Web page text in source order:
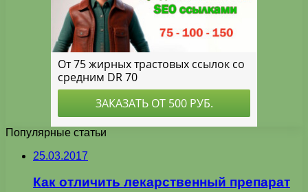
Популярные статьи
25.03.2017
Как отличить лекарственный препарат